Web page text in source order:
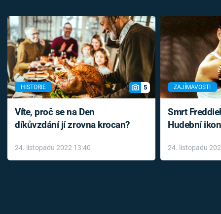
HISTORIE 5
Víte, proč se na Den
díkůvzdání jí zrovna krocan?
24. listopadu 2022 13:40
ZAJÍMAVOSTI
Smrt
Hudební
léky
24. listopadu